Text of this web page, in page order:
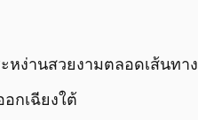
ง่านสวยงามตลอดเส้นทาง
กเฉียงใต้